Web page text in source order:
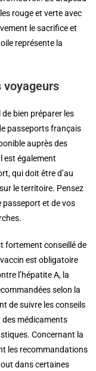
rouge et verte avec
le sacrifice et
représente la
bien préparer les
passeports français
auprès des
est également
qui doit être d’au
le territoire. Pensez
passeport et de vos
fortement conseillé de
est obligatoire
l’hépatite A, la
selon la
de suivre les conseils
médicaments
Concernant la
les recommandations
dans certaines